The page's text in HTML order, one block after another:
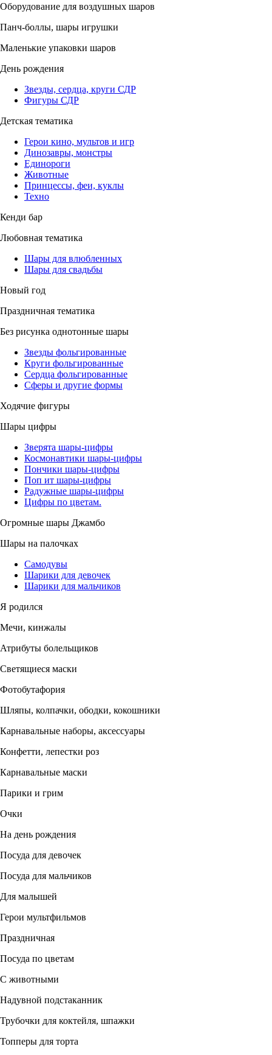
Оборудование для воздушных шаров
Панч-боллы, шары игрушки
Маленькие упаковки шаров
День рождения
Звезды, сердца, круги СДР
Фигуры СДР
Детская тематика
Герои кино, мультов и игр
Динозавры, монстры
Единороги
Животные
Принцессы, феи, куклы
Техно
Кенди бар
Любовная тематика
Шары для влюбленных
Шары для свадьбы
Новый год
Праздничная тематика
Без рисунка однотонные шары
Звезды фольгированные
Круги фольгированные
Сердца фольгированные
Сферы и другие формы
Ходячие фигуры
Шары цифры
Зверята шары-цифры
Космонавтики шары-цифры
Пончики шары-цифры
Поп ит шары-цифры
Радужные шары-цифры
Цифры по цветам.
Огромные шары Джамбо
Шары на палочках
Самодувы
Шарики для девочек
Шарики для мальчиков
Я родился
Мечи, кинжалы
Атрибуты болельщиков
Светящиеся маски
Фотобутафория
Шляпы, колпачки, ободки, кокошники
Карнавальные наборы, аксессуары
Конфетти, лепестки роз
Карнавальные маски
Парики и грим
Очки
На день рождения
Посуда для девочек
Посуда для мальчиков
Для малышей
Герои мультфильмов
Праздничная
Посуда по цветам
С животными
Надувной подстаканник
Трубочки для коктейля, шпажки
Топперы для торта